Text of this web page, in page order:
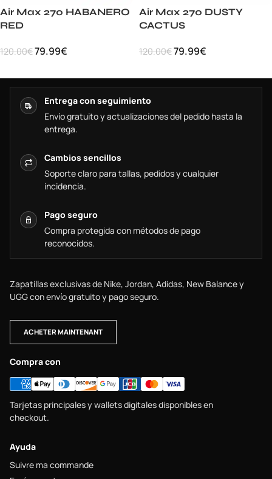
Air Max 270 HABANERO
RED
120.00€79.99€
Air Max 270 DUSTY
CACTUS
120.00€79.99€
Entrega con seguimiento
Envío gratuito y actualizaciones del pedido hasta la
entrega.
Cambios sencillos
Soporte claro para tallas, pedidos y cualquier
incidencia.
Pago seguro
Compra protegida con métodos de pago
reconocidos.
Zapatillas exclusivas de Nike, Jordan, Adidas, New Balance y
UGG con envío gratuito y pago seguro.
ACHETER MAINTENANT
Compra con
Tarjetas principales y wallets digitales disponibles en
checkout.
Ayuda
Suivre ma commande